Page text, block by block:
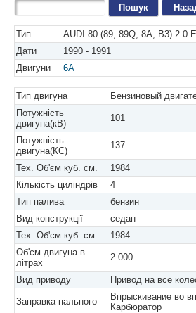
Тип
AUDI 80 (89, 89Q, 8A, B3) 2.0
Дати
1990 - 1991
Двигуни
6A
Тип двигуна
Бензиновый
Потужність
двигуна(кВ)
101
Потужність
двигуна(КС)
137
Тех. Об'єм куб. см.
1984
Кількість циліндрів
4
Тип палива
бензин
Вид конструкції
седан
Тех. Об'єм куб. см.
1984
Об'єм двигуна в
літрах
2.000
Вид приводу Привод на все
Заправка пального
Впрыскивание во
Карбюратор